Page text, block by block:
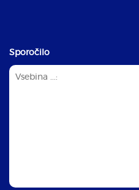
Sporočilo